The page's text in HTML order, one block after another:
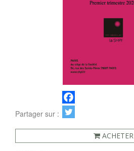
Partager sur :
ACHETER